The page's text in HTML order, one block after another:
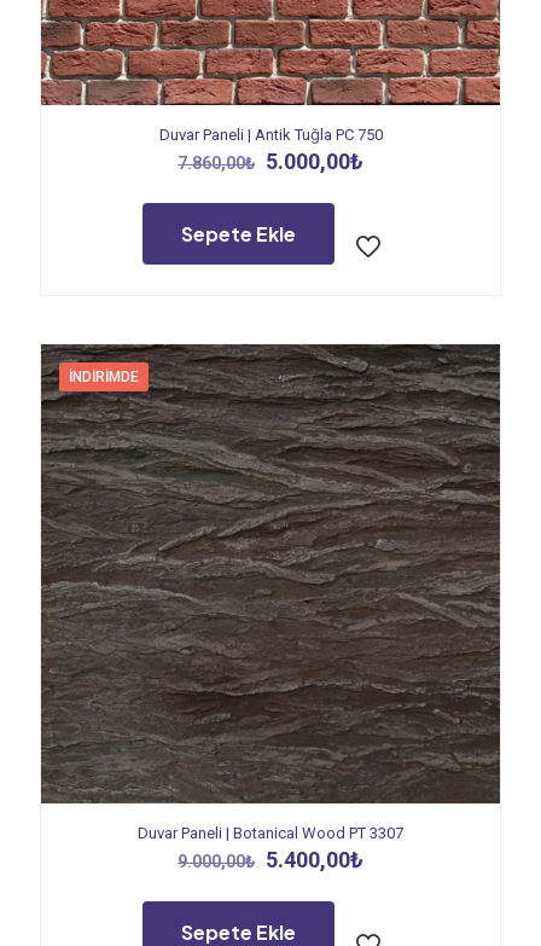
Duvar Paneli | Antik Tuğla PC 750
7.860,00₺ Orijinal
7.860,00₺.
5.000,00₺
Sepete Ekle
İNDIRIMDE
Duvar Paneli | Botanical Wood PT 3307
9.000,00₺ Orijinal
9.000,00₺.
5.400,00₺
Sepete Ekle